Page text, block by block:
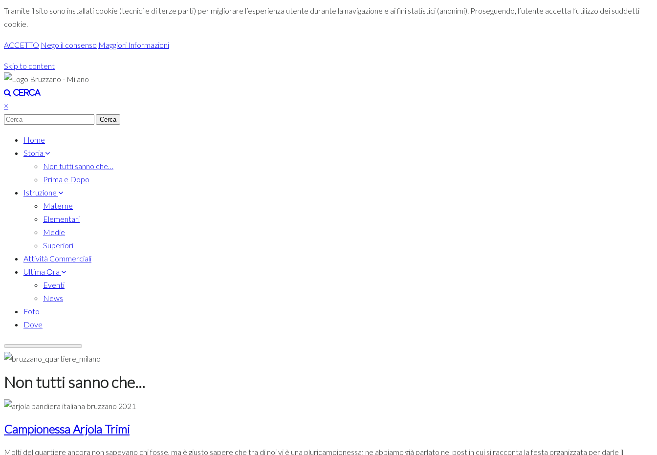
Tramite il sito sono installati cookie (tecnici e di terze parti) per migliorare l’esperienza utente durante la navigazione e ai fini statistici (anonimi). Proseguendo, l’utente accetta l’utilizzo dei suddetti
cookie.
ACCETTO Nego il consenso Maggiori Informazioni
Skip to content
Toggle navigation
Cerca
×
Home
Storia
Non tutti sanno che…
Prima e Dopo
Istruzione
Materne
Elementari
Medie
Superiori
Attività Commerciali
Ultima Ora
Eventi
News
Foto
Dove
Non tutti sanno che...
Campionessa Arjola Trimi
Molti del quartiere ancora non sapevano chi fosse, ma è giusto sapere che tra di noi vi è una pluricampionessa; ne abbiamo già parlato nel post in cui si racconta la festa organizzata per darle il